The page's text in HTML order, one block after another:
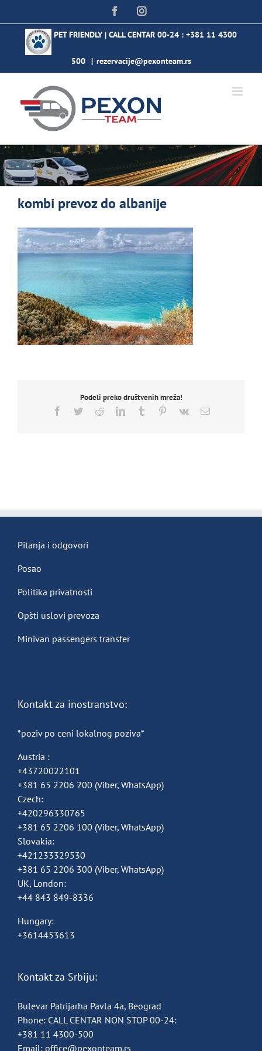
to
content
FacebookInstagram
PET FRIENDLY | CALL CENTAR 00-24 : +381 11 4300
500 | rezervacije@pexonteam.rs
kombi prevoz do albanije
Podeli preko društvenih mreža!
Facebook
TwitterRedditLinkedInTumblr Pinterest
Vk Email
Pitanja i odgovori
Posao
Politika privatnosti
Opšti uslovi prevoza
Minivan passengers transfer
Kontakt za inostranstvo:
*poziv po ceni lokalnog poziva*
Austria :
+43720022101
+381 65 2206 200 (Viber, WhatsApp)
Czech:
+420296330765
+381 65 2206 100 (Viber, WhatsApp)
Slovakia:
+421233329530
+381 65 2206 300 (Viber, WhatsApp)
UK, London:
+44 843 849-8336
Hungary:
+3614453613
Kontakt za Srbiju:
Bulevar Patrijarha Pavla 4a, Beograd
Phone: CALL CENTAR NON STOP 00-24:
+381 11 4300-500
Email: office@pexonteam.rs